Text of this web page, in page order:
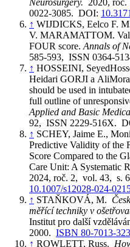
Neurosurgery. 2020,
0022-3085. DOI:
↑ WIJDICKS, Eelco F.
V. MARAMATTOM.
FOUR score. Annals of
585-593, ISSN 0364-
↑ HOSSEINI,
Heidari GORJI a
should be used in
full outline of
Applied and Basic
92, ISSN 2229-516X.
↑ SCHEY, Jaime E.,
Predictive Validity of the
Score Compared to the
Care Unit: A Systematic
2024, roč. 2, vol. 43, s.
10.1007/s12028-024-
↑ STAŇKOVÁ, M.
měřící techniky v
Institut pro další
2000. ISBN 80-7013-
↑ ROWLETT, Russ.